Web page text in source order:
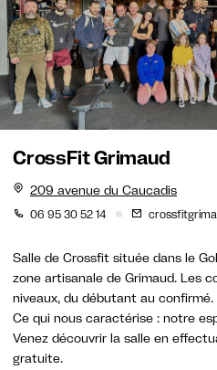
CrossFit Grimaud
209 avenue du Caucadis
06 95 30 52 14
Salle de Crossfit située dans le
zone artisanale de Grimaud. Les
niveaux, du débutant au confirmé.
Ce qui nous caractérise : notre
Venez découvrir la salle en
gratuite.